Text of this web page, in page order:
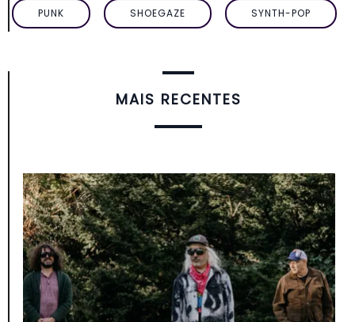
PUNK SHOEGAZE SYNTH-POP
MAIS RECENTES